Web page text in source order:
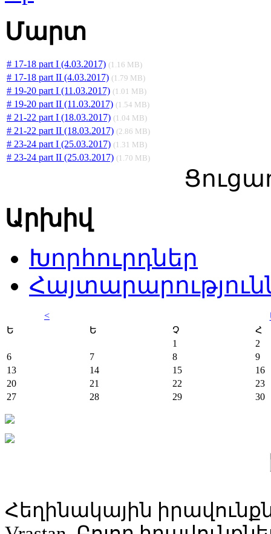
Մարտ
# 17-18 part I (4.03.2017) (1.16 MB)
# 17-18 part II (4.03.2017) (1.79 MB)
# 19-20 part I (11.03.2017) (1.01 MB)
# 19-20 part II (11.03.2017) (1.54 MB)
# 21-22 part I (18.03.2017) (1.04 MB)
# 21-22 part II (18.03.2017) (2.86 MB)
# 23-24 part I (25.03.2017) (1.31 MB)
# 23-24 part II (25.03.2017) (1.70 MB)
Արխիվ
Խորհուրդներ
<
Ե
Ե Չ
Հ
1
2
6
7 8
9
13
14 15
16
20
21 22
23
27
28 29 30
Հեղինակային